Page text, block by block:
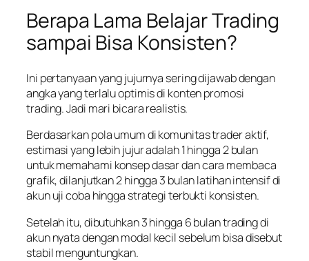
Berapa Lama Belajar Trading
sampai Bisa Konsisten?
Ini pertanyaan yang jujurnya sering dijawab dengan
angka yang terlalu optimis di konten promosi
trading. Jadi mari bicara realistis.
Berdasarkan pola umum di komunitas trader aktif,
estimasi yang lebih jujur adalah 1 hingga 2 bulan
untuk memahami konsep dasar dan cara membaca
grafik, dilanjutkan 2 hingga 3 bulan latihan intensif di
akun uji coba hingga strategi terbukti konsisten.
Setelah itu, dibutuhkan 3 hingga 6 bulan trading di
akun nyata dengan modal kecil sebelum bisa disebut
stabil menguntungkan.